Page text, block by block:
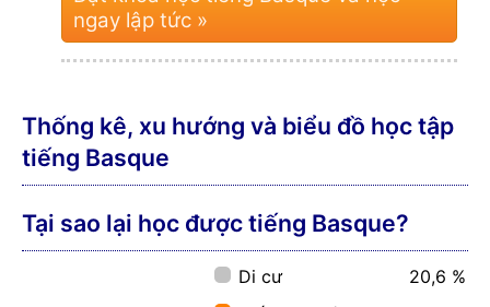
ngay lập tức »
Thống kê, xu hướng và biểu đồ học tập
tiếng Basque
Tại sao lại học được tiếng Basque?
Di cư
20,6 %